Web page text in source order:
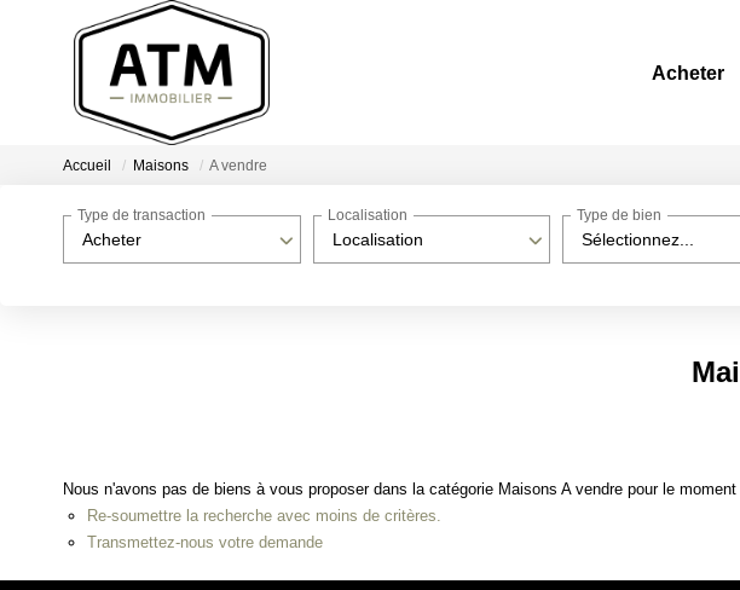
Acheter
Accueil Maisons A vendre
Acheter
Type de transaction
Localisation
Localisation
Sélectionnez...
Type de bien
Nous n'avons pas de biens à vous proposer dans la catégorie Maisons A vendre pour le
Re-soumettre la recherche avec moins de critères.
Transmettez-nous votre demande